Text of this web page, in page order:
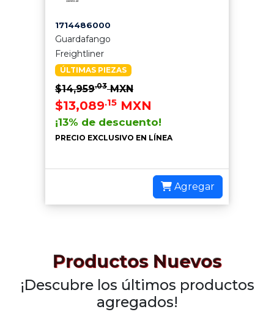
1714486000
Guardafango
Freightliner
ÚLTIMAS PIEZAS
$14,959.03MXN
$13,089.15 MXN
¡13% de descuento!
PRECIO EXCLUSIVO EN LÍNEA
Agregar
Productos Nuevos
¡Descubre los últimos productos
agregados!